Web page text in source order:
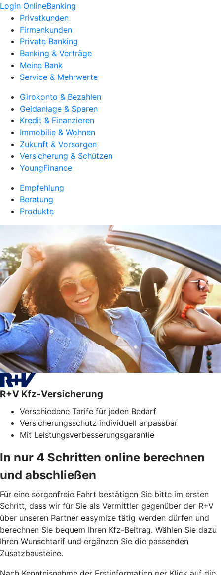
Login OnlineBanking
Privatkunden
Firmenkunden
Private Banking
Banking & Verträge
Meine Bank
Service & Mehrwerte
Girokonto & Bezahlen
Geldanlage & Sparen
Kredit & Finanzieren
Immobilie & Wohnen
Zukunft & Vorsorgen
Versicherung & Schützen
YoungFinance
Empfehlung
Beratung
Produkte
R+V Kfz-Versicherung
Verschiedene Tarife für jeden Bedarf
Versicherungsschutz individuell anpassbar
Mit Leistungsverbesserungsgarantie
In nur 4 Schritten online berechnen
und abschließen
Für eine sorgenfreie Fahrt bestätigen Sie bitte im ersten
Schritt, dass wir für Sie als Vermittler gegenüber der R+V
über unseren Partner easymize tätig werden dürfen und
berechnen Sie bequem Ihren Kfz-Beitrag. Wählen Sie dazu
Ihren Wunschtarif und ergänzen Sie die passenden
Zusatzbausteine.
Nach Kenntnisnahme der Erstinformation per Klick auf die